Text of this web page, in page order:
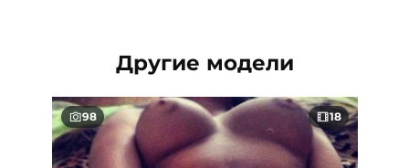
Другие модели
98 18